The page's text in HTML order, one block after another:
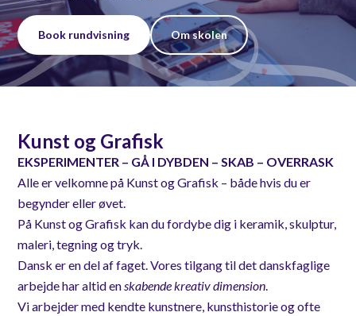
Book rundvisning Om skolen
Kunst og Grafisk
EKSPERIMENTER – GÅ I DYBDEN – SKAB – OVERRASK
Alle er velkomne på Kunst og Grafisk – både hvis du er
begynder eller øvet.
På Kunst og Grafisk kan du fordybe dig i keramik, skulptur,
maleri, tegning og tryk.
Dansk er en del af faget. Vores tilgang til det danskfaglige
arbejde har altid enskabende kreativ dimension.
Vi arbejder med kendte kunstnere, kunsthistorie og ofte